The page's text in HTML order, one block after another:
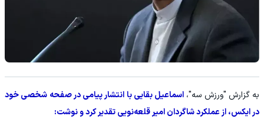
به گزارش "ورزش سه"، اسماعیل بقایی با انتشار پیامی در صفحه شخصی خود
در ایکس، از عملکرد شاگردان امیر قلعه‌نویی تقدیر کرد و نوشت: